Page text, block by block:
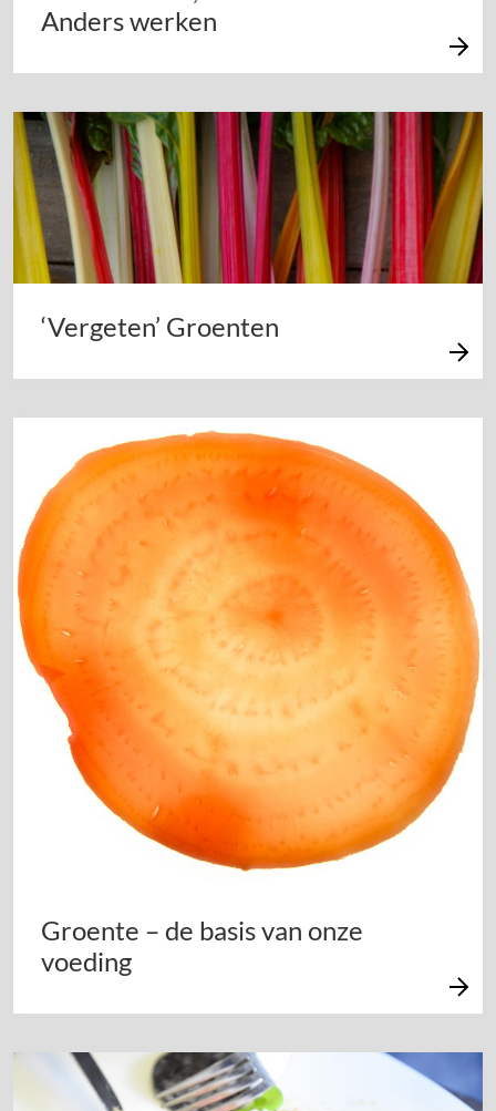
Anders werken
‘Vergeten’ Groenten
Groente – de basis van onze
voeding